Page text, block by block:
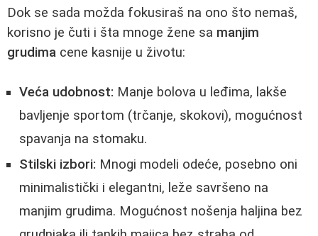
Dok se sada možda fokusiraš na ono što nemaš,
korisno je čuti i šta mnoge žene sa manjim
grudima cene kasnije u životu:
Veća udobnost: Manje bolova u leđima, lakše
bavljenje sportom (trčanje, skokovi), mogućnost
spavanja na stomaku.
Stilski izbori: Mnogi modeli odeće, posebno oni
minimalistički i elegantni, leže savršeno na
manjim grudima. Mogućnost nošenja haljina bez